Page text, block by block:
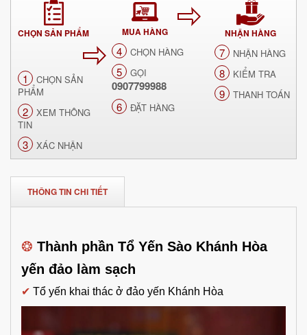
CHỌN SẢN PHẨM
1
CHỌN SẢN
PHẨM
2
XEM THÔNG
TIN
3 XÁC NHẬN
MUA HÀNG
4 CHỌN HÀNG
5 GỌI
0907799988
6 ĐẶT HÀNG
NHẬN HÀNG
7 NHẬN HÀNG
8 KIỂM TRA
9 THANH TOÁN
THÔNG TIN CHI TIẾT
❂ Thành phần Tổ Yến Sào Khánh Hòa
yến đảo làm sạch
✔ Tổ yến khai thác ở đảo yến Khánh Hòa